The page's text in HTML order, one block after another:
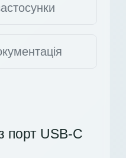
порт USB-C